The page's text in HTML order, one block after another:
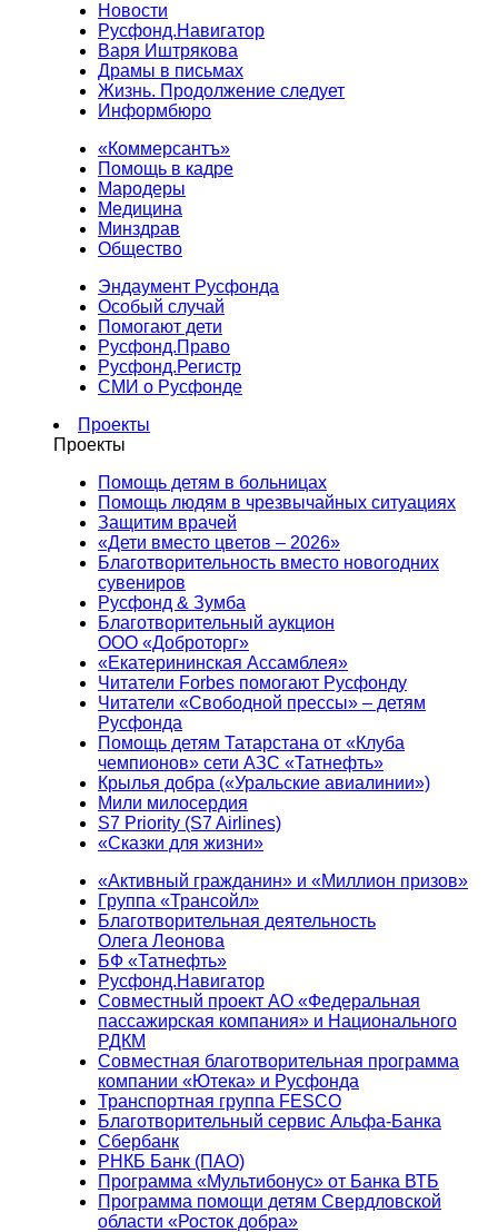
Новости
Русфонд.Навигатор
Варя Иштрякова
Драмы в письмах
Жизнь. Продолжение следует
Информбюро
«Коммерсантъ»
Помощь в кадре
Мародеры
Медицина
Минздрав
Общество
Эндаумент Русфонда
Особый случай
Помогают дети
Русфонд.Право
Русфонд.Регистр
СМИ о Русфонде
Проекты
Проекты
Помощь детям в больницах
Помощь людям в чрезвычайных ситуациях
Защитим врачей
«Дети вместо цветов – 2026»
Благотворительность вместо новогодних
сувениров
Русфонд & Зумба
Благотворительный аукцион
ООО «Доброторг»
«Екатерининская Ассамблея»
Читатели Forbes помогают Русфонду
Читатели «Свободной прессы» – детям
Русфонда
Помощь детям Татарстана от «Клуба
чемпионов» сети АЗС «Татнефть»
Крылья добра («Уральские авиалинии»)
Мили милосердия
S7 Priority (S7 Airlines)
«Сказки для жизни»
«Активный гражданин» и «Миллион призов»
Группа «Трансойл»
Благотворительная деятельность
Олега Леонова
БФ «Татнефть»
Русфонд.Навигатор
Совместный проект АО «Федеральная
пассажирская компания» и Национального
РДКМ
Совместная благотворительная программа
компании «Ютека» и Русфонда
Транспортная группа FESCO
Благотворительный сервис Альфа-Банка
Сбербанк
РНКБ Банк (ПАО)
Программа «Мультибонус» от Банка ВТБ
Программа помощи детям Свердловской
области «Росток добра»